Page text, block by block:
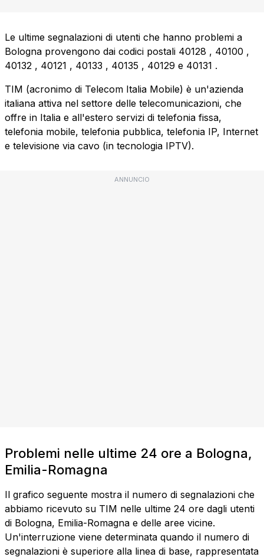
Le ultime segnalazioni di utenti che hanno problemi a
Bologna provengono dai codici postali 40128 , 40100 ,
40132 , 40121 , 40133 , 40135 , 40129 e 40131 .
TIM (acronimo di Telecom Italia Mobile) è un'azienda
italiana attiva nel settore delle telecomunicazioni, che
offre in Italia e all'estero servizi di telefonia fissa,
telefonia mobile, telefonia pubblica, telefonia IP, Internet
e televisione via cavo (in tecnologia IPTV).
ANNUNCIO
Problemi nelle ultime 24 ore a Bologna,
Emilia-Romagna
Il grafico seguente mostra il numero di segnalazioni che
abbiamo ricevuto su TIM nelle ultime 24 ore dagli utenti
di Bologna, Emilia-Romagna e delle aree vicine.
Un'interruzione viene determinata quando il numero di
segnalazioni è superiore alla linea di base, rappresentata